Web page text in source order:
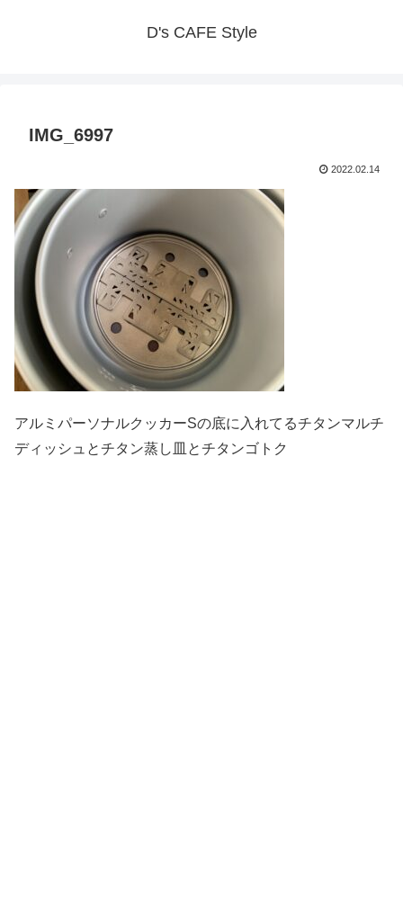
D's CAFE Style
IMG_6997
2022.02.14
アルミパーソナルクッカーSの底に入れてるチタンマルチ
ディッシュとチタン蒸し皿とチタンゴトク